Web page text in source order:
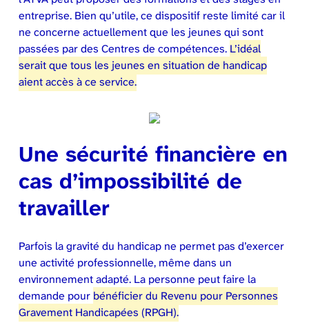
entreprise. Bien qu’utile, ce dispositif reste limité car il
ne concerne actuellement que les jeunes qui sont
passées par des Centres de compétences. L’idéal
serait que tous les jeunes en situation de handicap
aient accès à ce service.
Une sécurité financière en
cas d’impossibilité de
travailler
Parfois la gravité du handicap ne permet pas d’exercer
une activité professionnelle, même dans un
environnement adapté. La personne peut faire la
demande pour bénéficier du Revenu pour Personnes
Gravement Handicapées (RPGH).